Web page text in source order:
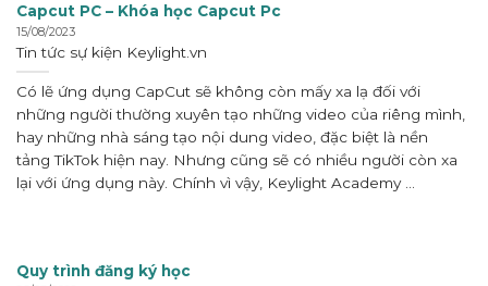
Capcut PC – Khóa học Capcut Pc
15/08/2023
Tin tức sự kiện Keylight.vn
Có lẽ ứng dụng CapCut sẽ không còn mấy xa lạ đối với
những người thường xuyên tạo những video của riêng mình,
hay những nhà sáng tạo nội dung video, đặc biệt là nền
tảng TikTok hiện nay. Nhưng cũng sẽ có nhiều người còn xa
lại với ứng dụng này. Chính vì vậy, Keylight Academy ...
Quy trình đăng ký học